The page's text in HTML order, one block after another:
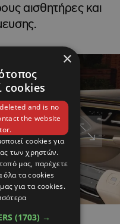
αισθητήρες και
×
cookies
and is no
the website
cookies για
των χρηστών.
μας, παρέχετε
όλα τα cookies
για τα cookies.
(1703) →